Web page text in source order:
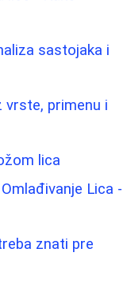
sastojaka i
vrste, primenu i
lica
Lica -
znati pre